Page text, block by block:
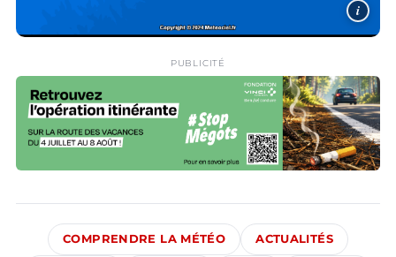
i
PUBLICITÉ
COMPRENDRE LA MÉTÉO ACTUALITÉS